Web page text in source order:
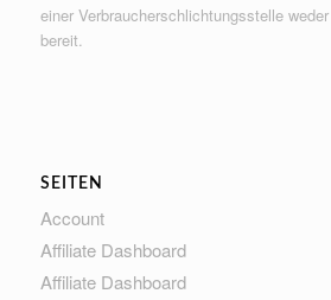
einer Verbraucherschlichtungsstelle
bereit.
SEITEN
Account
Affiliate Dashboard
Affiliate Dashboard